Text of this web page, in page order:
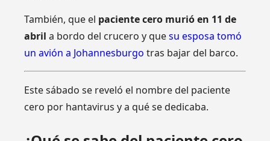
También, que el paciente cero murió en 11 de
abrila bordo del crucero y quesu esposa tomó
un avión a Johannesburgo tras bajar del barco.
Este sábado se reveló el nombre del paciente
cero por hantavirus y a qué se dedicaba.